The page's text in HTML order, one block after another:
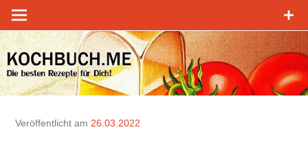
Zum
Inhalt
springen
Veröffentlicht am 26.03.2022